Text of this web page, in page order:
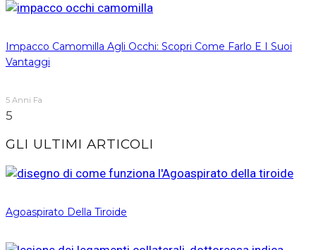
Impacco Camomilla Agli Occhi: Scopri Come Farlo E I Suoi
Vantaggi
5 Anni Fa
5
GLI ULTIMI ARTICOLI
Agoaspirato Della Tiroide